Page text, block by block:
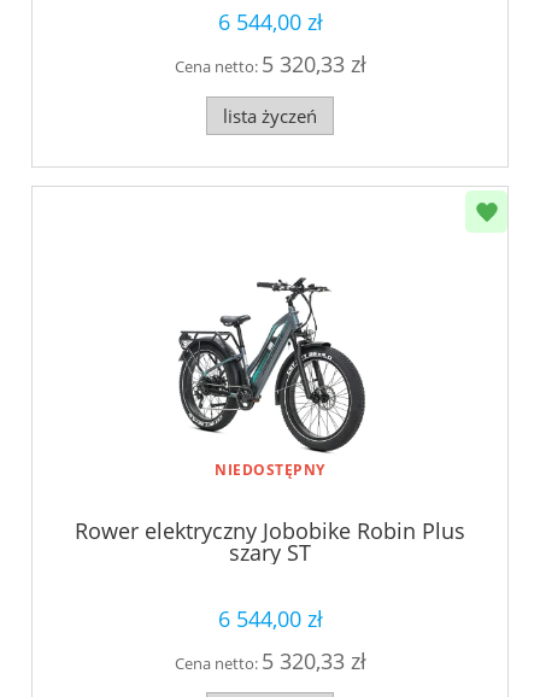
6 544,00 zł
Cena netto: 5 320,33 zł
lista życzeń
NIEDOSTĘPNY
Rower elektryczny Jobobike Robin Plus
szary ST
6 544,00 zł
Cena netto: 5 320,33 zł